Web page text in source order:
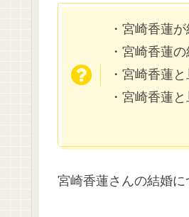
・宮崎香蓮
・宮崎香蓮
・宮崎香蓮
・宮崎香蓮
宮崎香蓮さんの結婚